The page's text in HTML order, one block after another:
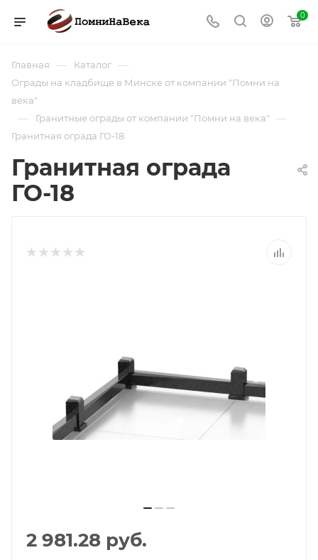
0
Главная — Каталог —
Ограды на кладбище в Минске от компании "Помни на
века"
— Гранитные ограды от компании "Помни на века" —
Гранитная ограда ГО-18
Гранитная ограда
ГО-18
2 981.28 руб.